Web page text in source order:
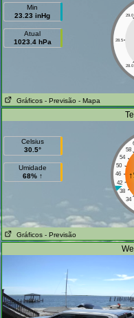
Min
23.23 inHg
Atual
1023.4 hPa
29.0
28.5
28.0
Gráficos - Previsão - Mapa
Celsius
30.5°
Umidade
68% ↑
58
54
50
46
42
38
34
↑
Gráficos - Previsão